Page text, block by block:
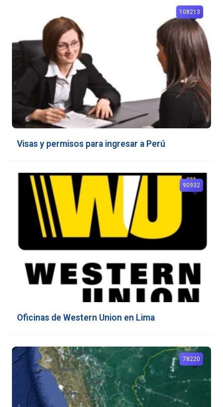
Visas y permisos para ingresar a Perú
108213
Oficinas de Western Union en Lima
90932
78220